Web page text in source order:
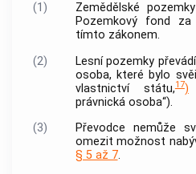
(1)
Zemědělské
Pozemkový fond za
tímto zákonem.
(2)
Lesní pozemky
osoba, které bylo
vlastnictví státu,17)
právnická osoba“).
(3)
Převodce nemůže
omezit možnost
§ 5 až 7.